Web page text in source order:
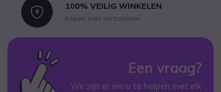
Icon100% VEILIG WINKELEN
Kopen met vertrouwen
Een vraag?
We zijn er om u te helpen met elk